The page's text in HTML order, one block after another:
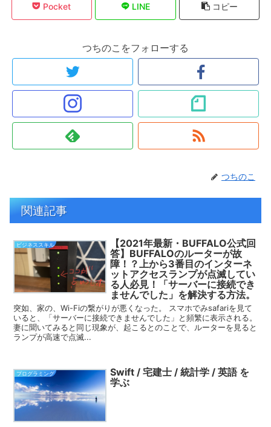
Pocket LINE コピー
つちのこをフォローする
つちのこ
関連記事
ビジネススキル
【2021年最新・BUFFALO公式回
答】BUFFALOのルーターが故
障！？上から3番目のインターネ
ットアクセスランプが点滅してい
る人必見！「サーバーに接続でき
ませんでした」を解決する方法。
突如、家の、Wi-Fiの繋がりが悪くなった。 スマホでみsafariを見て
いると、「サーバーに接続できませんでした」と頻繁に表示される。
妻に聞いてみると同じ現象が、起こるとのことで、ルーターを見ると
ランプが高速で点滅...
プログラミング
Swift / 宅建士 / 統計学 / 英語 を
学ぶ